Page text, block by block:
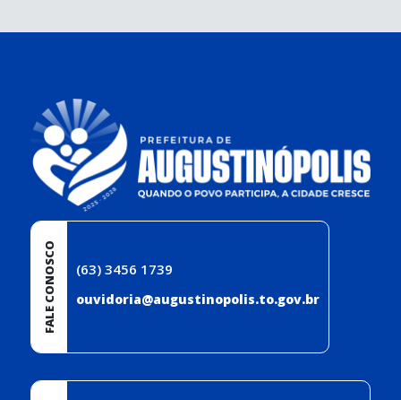
FALE CONOSCO (63) 3456 1739
ouvidoria@augustinopolis.to.gov.br